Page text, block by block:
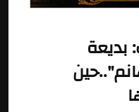
بديعة